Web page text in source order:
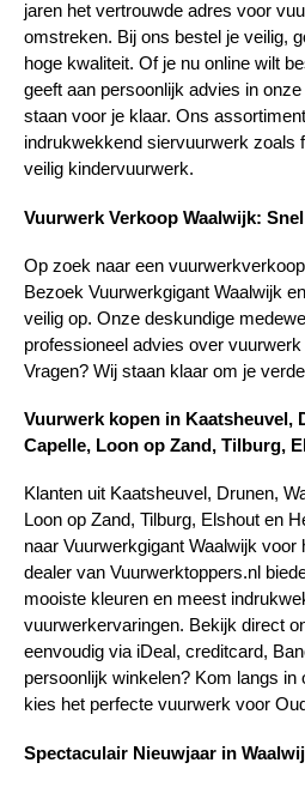
jaren het vertrouwde adres voor
omstreken. Bij ons bestel je veilig,
hoge kwaliteit. Of je nu online wilt
geeft aan persoonlijk advies in
staan voor je klaar. Ons
indrukwekkend siervuurwerk zoals
veilig kindervuurwerk.
Vuurwerk Verkoop Waalwijk:
Op zoek naar een
Bezoek Vuurwerkgigant Waalwijk
veilig op. Onze deskundige
professioneel advies over
Vragen? Wij staan klaar om je
Vuurwerk kopen in Kaatsheuvel,
Capelle, Loon op Zand, Tilburg,
Klanten uit Kaatsheuvel, Drunen,
Loon op Zand, Tilburg, Elshout en
naar Vuurwerkgigant Waalwijk
dealer van Vuurwerktoppers.nl
mooiste kleuren en meest
vuurwerkervaringen. Bekijk direct
eenvoudig via iDeal, creditcard,
persoonlijk winkelen? Kom langs in
kies het perfecte vuurwerk voor
Spectaculair Nieuwjaar in